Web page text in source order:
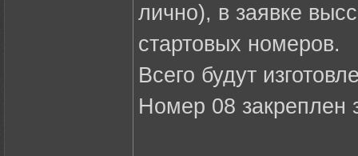
лично), в заявке
стартовых номеров.
Всего будут
Номер 08